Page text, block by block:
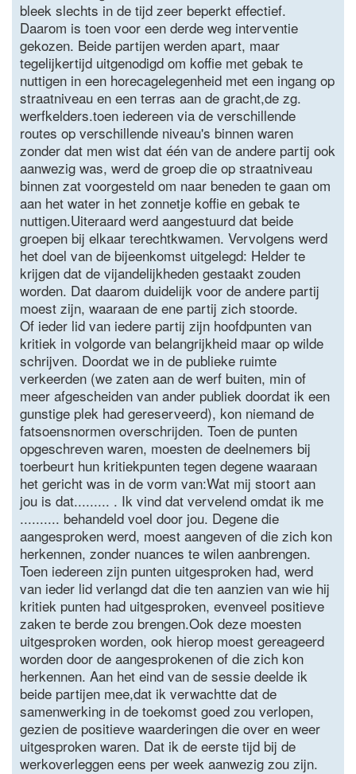
bleek slechts in de tijd zeer beperkt effectief.
Daarom is toen voor een derde weg interventie
gekozen. Beide partijen werden apart, maar
tegelijkertijd uitgenodigd om koffie met gebak te
nuttigen in een horecagelegenheid met een ingang op
straatniveau en een terras aan de gracht,de zg.
werfkelders.toen iedereen via de verschillende
routes op verschillende niveau's binnen waren
zonder dat men wist dat één van de andere partij ook
aanwezig was, werd de groep die op straatniveau
binnen zat voorgesteld om naar beneden te gaan om
aan het water in het zonnetje koffie en gebak te
nuttigen.Uiteraard werd aangestuurd dat beide
groepen bij elkaar terechtkwamen. Vervolgens werd
het doel van de bijeenkomst uitgelegd: Helder te
krijgen dat de vijandelijkheden gestaakt zouden
worden. Dat daarom duidelijk voor de andere partij
moest zijn, waaraan de ene partij zich stoorde.
Of ieder lid van iedere partij zijn hoofdpunten van
kritiek in volgorde van belangrijkheid maar op wilde
schrijven. Doordat we in de publieke ruimte
verkeerden (we zaten aan de werf buiten, min of
meer afgescheiden van ander publiek doordat ik een
gunstige plek had gereserveerd), kon niemand de
fatsoensnormen overschrijden. Toen de punten
opgeschreven waren, moesten de deelnemers bij
toerbeurt hun kritiekpunten tegen degene waaraan
het gericht was in de vorm van:Wat mij stoort aan
jou is dat......... . Ik vind dat vervelend omdat ik me
.......... behandeld voel door jou. Degene die
aangesproken werd, moest aangeven of die zich kon
herkennen, zonder nuances te wilen aanbrengen.
Toen iedereen zijn punten uitgesproken had, werd
van ieder lid verlangd dat die ten aanzien van wie hij
kritiek punten had uitgesproken, evenveel positieve
zaken te berde zou brengen.Ook deze moesten
uitgesproken worden, ook hierop moest gereageerd
worden door de aangesprokenen of die zich kon
herkennen. Aan het eind van de sessie deelde ik
beide partijen mee,dat ik verwachtte dat de
samenwerking in de toekomst goed zou verlopen,
gezien de positieve waarderingen die over en weer
uitgesproken waren. Dat ik de eerste tijd bij de
werkoverleggen eens per week aanwezig zou zijn.